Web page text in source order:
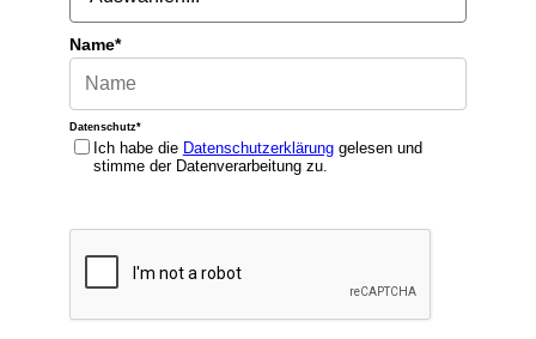
Name*
Datenschutz*
Ich habe die Datenschutzerklärunggelesen und
stimme der Datenverarbeitung zu.